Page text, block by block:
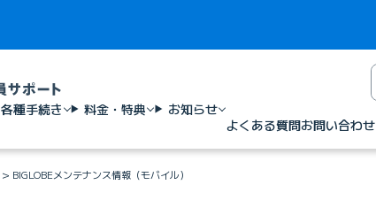
各種手続き 料金・特典
お知らせ
よくある質問お問い合わせ
BIGLOBEメンテナンス情報（モバイル）